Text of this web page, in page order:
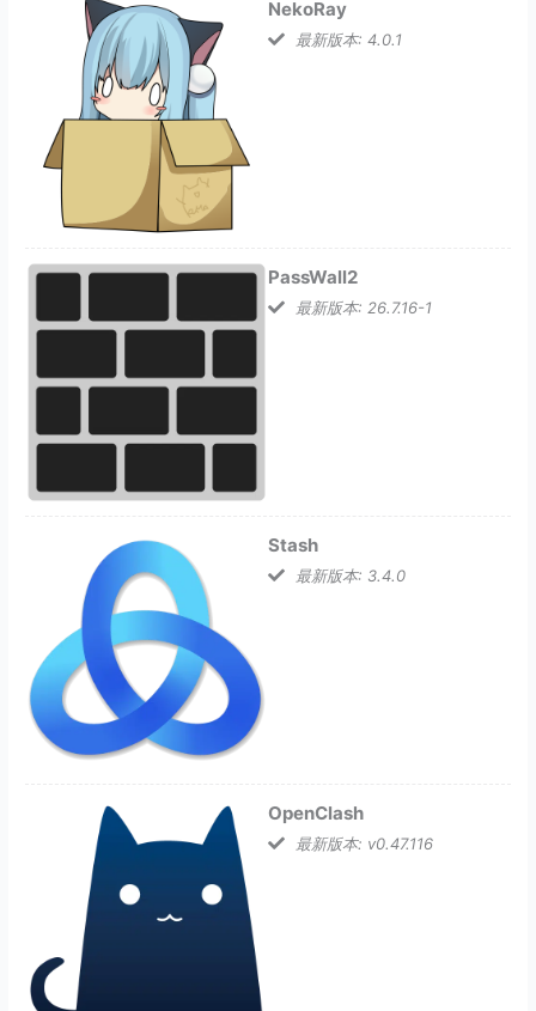
NekoRay
最新版本: 4.0.1
PassWall2
最新版本: 26.7.16-1
Stash
最新版本: 3.4.0
OpenClash
最新版本: v0.47.116